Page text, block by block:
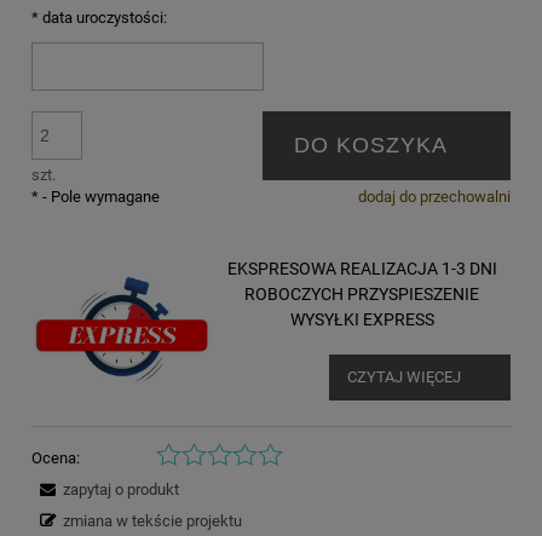
* data uroczystości:
szt.
DO KOSZYKA
dodaj do przechowalni
* - Pole wymagane
EKSPRESOWA REALIZACJA 1-3 DNI
ROBOCZYCH PRZYSPIESZENIE
WYSYŁKI EXPRESS
CZYTAJ WIĘCEJ
Ocena:
zapytaj o produkt
zmiana w tekście projektu